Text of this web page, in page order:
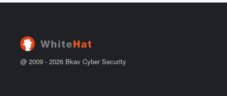
@ 2009 - 2026 Bkav Cyber Security